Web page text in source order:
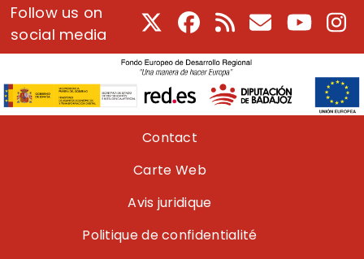
Follow us on
social media
Facebook
RSS CourrielYoutube
Pie de páginaContact
Carte Web
Avis juridique
Politique de confidentialité